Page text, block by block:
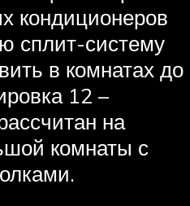
кондиционеров
сплит-систему
в комнатах до
12 –
на
комнаты с